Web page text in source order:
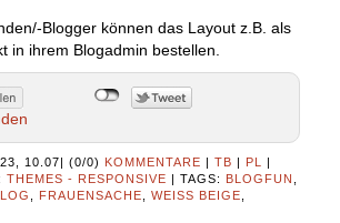
Blogger können das Layout z.B. als
in ihrem Blogadmin bestellen.
10.07 (0/0) KOMMENTARE TB PL
THEMES - RESPONSIVE TAGS: BLOGFUN
FRAUENSACHE WEISS BEIGE